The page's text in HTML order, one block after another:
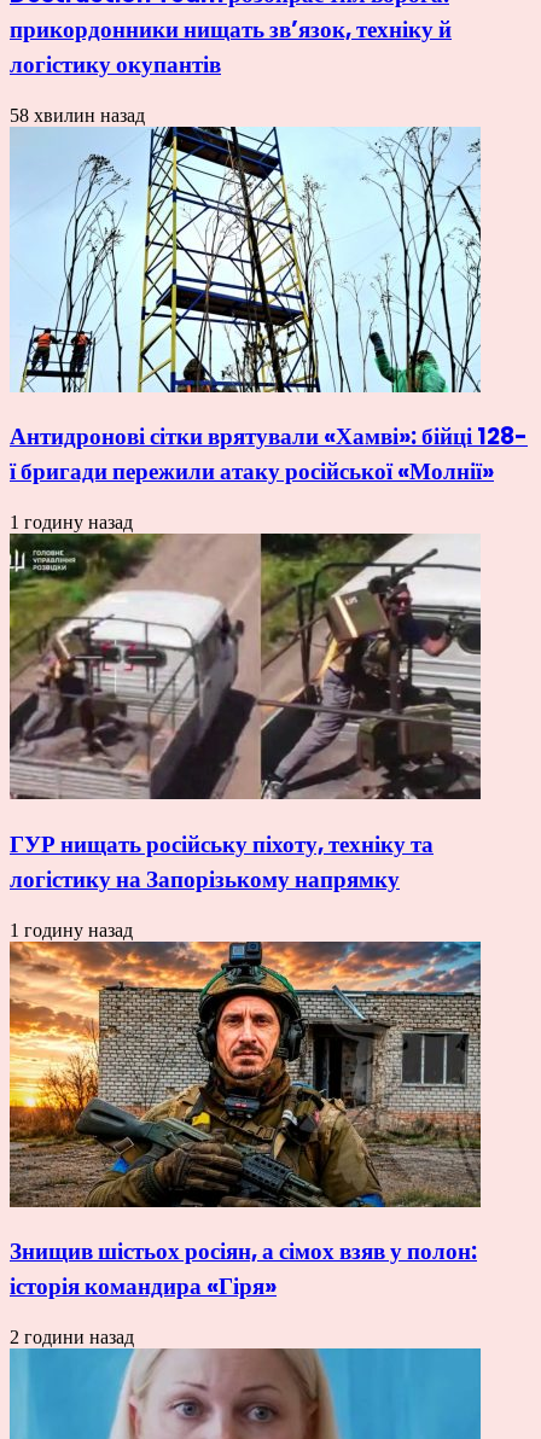
прикордонники нищать зв’язок, техніку й
логістику окупантів
58 хвилин назад
Антидронові сітки врятували «Хамві»: бійці 128-
ї бригади пережили атаку російської «Молнії»
1 годину назад
ГУР нищать російську піхоту, техніку та
логістику на Запорізькому напрямку
1 годину назад
Знищив шістьох росіян, а сімох взяв у полон:
історія командира «Гіря»
2 години назад